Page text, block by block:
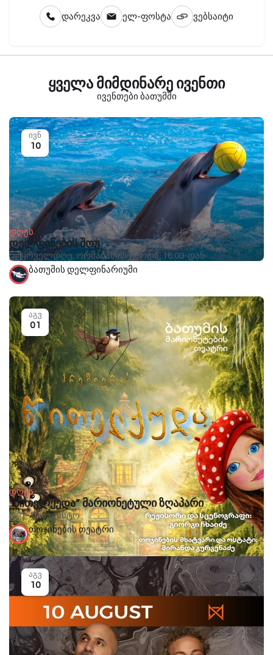
დარეკვა ელ-ფოსტა ვებსაიტი
ყველა მიმდინარე ივენთი
ივენთები ბათუმში
დღეს
დელფინების შოუ
ყოველდღე, ორშაბათის გარდა, 16:00-დან
ივნ
10
ბათუმის დელფინარიუმი
დღეს
“წითელქუდა” მარიონეტული ზღაპარი
1-30 აგვისტო
აგვ
01
თოჯინების თეატრი
აგვ
10